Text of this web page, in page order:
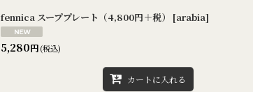
fennica スーププレート（4,800円＋税） [arabia]
5,280円(税込)
カートに入れる